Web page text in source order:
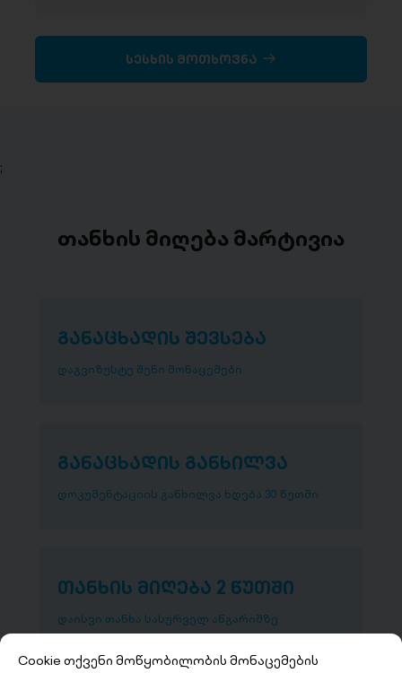
სესხის მოთხოვნა
;
თანხის მიღება მარტივია
განაცხადის შევსება
დაგვიზუსტე შენი მონაცემები
განაცხადის განხილვა
დოკუმენტაციის განხილვა ხდება 30 წუთში
თანხის მიღება 2 წუთში
დაისვი თანხა სასურველ ანგარიშზე
Cookie თქვენი მოწყობილობის მონაცემების